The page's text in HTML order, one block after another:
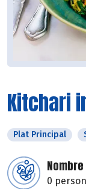
Kitchari
Plat Principal
0